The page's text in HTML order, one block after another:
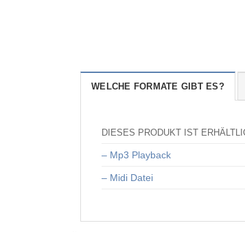
WELCHE FORMATE GIBT ES?
DIESES PRODUKT IST
– Mp3 Playback
– Midi Datei